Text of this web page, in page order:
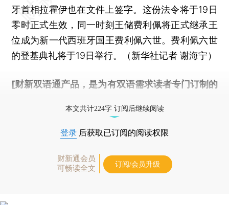
牙首相拉霍伊也在文件上签字。这份法令将于19日
零时正式生效，同一时刻王储费利佩将正式继承王
位成为新一代西班牙国王费利佩六世。费利佩六世
的登基典礼将于19日举行。（新华社记者 谢海宁）
[财新双语通产品，是为有双语需求读者专门订制的
本文共计224字 订阅后继续阅读
登录 后获取已订阅的阅读权限
财新通会员
可畅读全文
订阅/会员升级